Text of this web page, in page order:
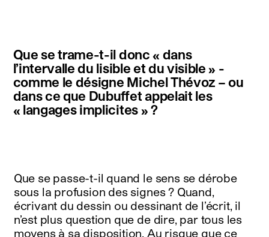
français english
Que se trame-t-il donc « dans
l’intervalle du lisible et du visible » -
comme le désigne Michel Thévoz – ou
dans ce que Dubuffet appelait les
« langages implicites » ?
Que se passe-t-il quand le sens se dérobe
sous la profusion des signes ? Quand,
écrivant du dessin ou dessinant de l’écrit, il
n’est plus question que de dire, par tous les
moyens à sa disposition. Au risque que ce